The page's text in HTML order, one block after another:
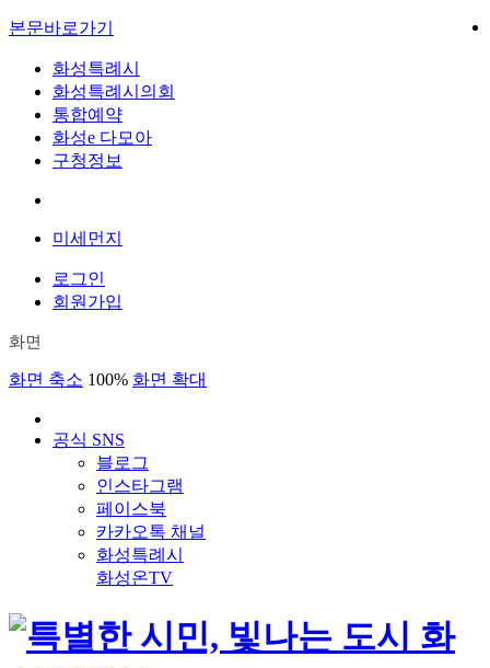
본문바로가기
화성특례시
화성특례시의회
통합예약
화성e 다모아
구청정보
미세먼지
로그인
회원가입
화면
화면 축소 100% 화면 확대
공식 SNS
블로그
인스타그램
페이스북
카카오톡 채널
화성특례시
화성온TV